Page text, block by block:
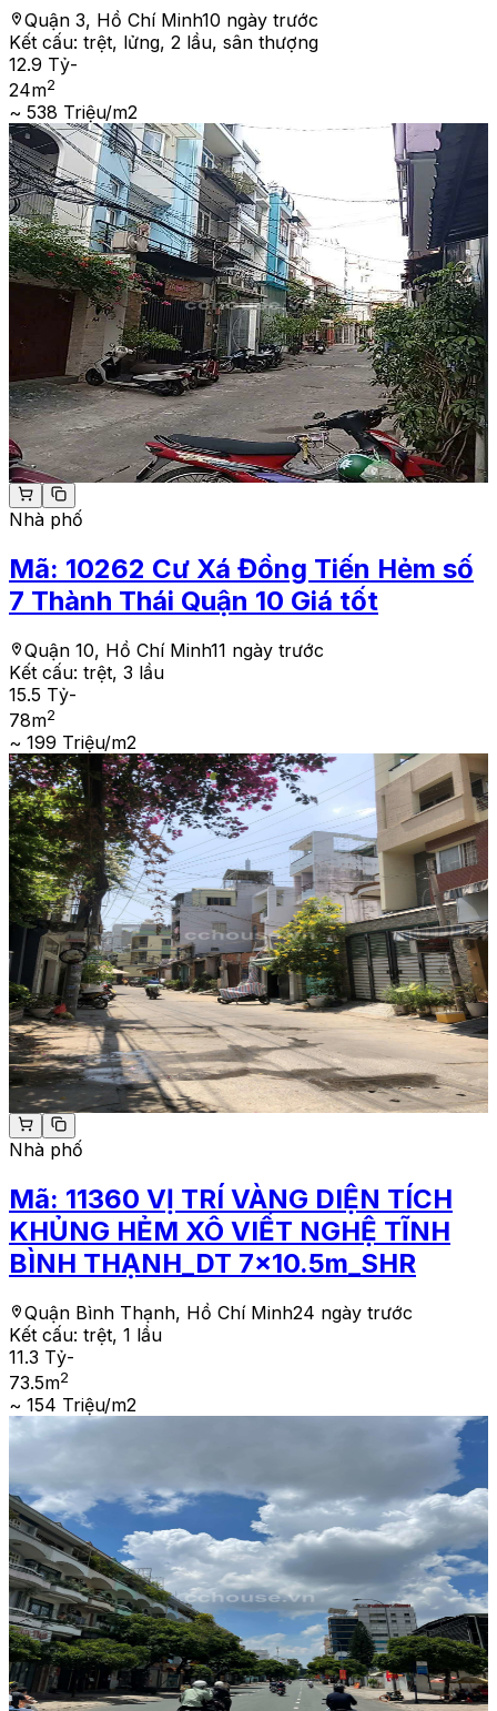
Quận 3, Hồ Chí Minh10 ngày trước
Kết cấu: trệt, lửng, 2 lầu, sân thượng
12.9 Tỷ-
24m2
~ 538 Triệu/m2
Nhà phố
Mã: 10262 Cư Xá Đồng Tiến Hẻm số
7 Thành Thái Quận 10 Giá tốt
Quận 10, Hồ Chí Minh11 ngày trước
Kết cấu: trệt, 3 lầu
15.5 Tỷ-
78m2
~ 199 Triệu/m2
Nhà phố
Mã: 11360 VỊ TRÍ VÀNG DIỆN TÍCH
KHỦNG HẺM XÔ VIẾT NGHỆ TĨNH
BÌNH THẠNH_DT 7x10.5m_SHR
Quận Bình Thạnh, Hồ Chí Minh24 ngày trước
Kết cấu: trệt, 1 lầu
11.3 Tỷ-
73.5m2
~ 154 Triệu/m2